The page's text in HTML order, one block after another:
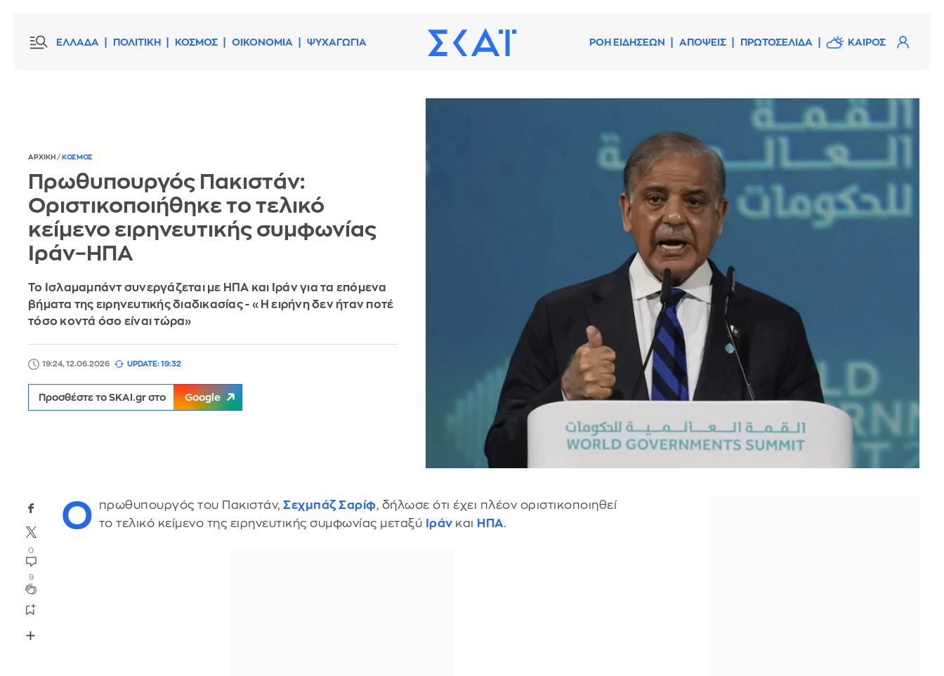
ΕΛΛΑΔΑ ΠΟΛΙΤΙΚΗ ΚΟΣΜΟΣ ΟΙΚΟΝΟΜΙΑ ΨΥΧΑΓΩΓΙΑ ΡΟΗ ΕΙΔΗΣΕΩΝ ΑΠΟΨΕΙΣ ΠΡΩΤΟΣΕΛΙΔΑ ΚΑΙΡΟΣ
ΑΡΧΙΚΗ / ΚΟΣΜΟΣ
Πρωθυπουργός Πακιστάν:
Οριστικοποιήθηκε το τελικό
κείμενο ειρηνευτικής συμφωνίας
Ιράν–ΗΠΑ
Το Ισλαμαμπάντ συνεργάζεται με ΗΠΑ και Ιράν για τα επόμενα
βήματα της ειρηνευτικής διαδικασίας - «Η ειρήνη δεν ήταν ποτέ
τόσο κοντά όσο είναι τώρα»
19:24, 12.06.2026 UPDATE: 19:32
Προσθέστε το SKAI.gr στο Google
0
9
Ο πρωθυπουργός του Πακιστάν,Σεχμπάζ Σαρίφ, δήλωσε ότι έχει πλέον οριστικοποιηθεί
το τελικό κείμενο της ειρηνευτικής συμφωνίας μεταξύ Ιράν και ΗΠΑ.